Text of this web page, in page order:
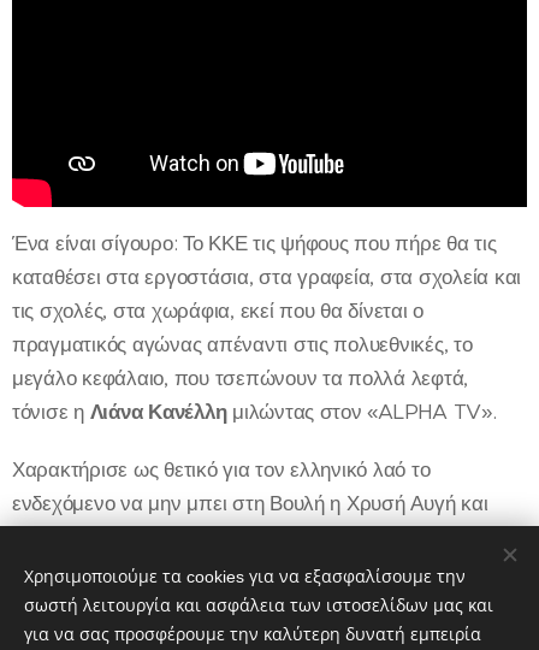
Ένα είναι σίγουρο: Το ΚΚΕ τις ψήφους που πήρε θα τις
καταθέσει στα εργοστάσια, στα γραφεία, στα σχολεία και
τις σχολές, στα χωράφια, εκεί που θα δίνεται ο
πραγματικός αγώνας απέναντι στις πολυεθνικές, το
μεγάλο κεφάλαιο, που τσεπώνουν τα πολλά λεφτά,
τόνισε ηΛιάνα Κανέλλημιλώντας στον «ALPHA TV».
Χαρακτήρισε ως θετικό για τον ελληνικό λαό το
ενδεχόμενο να μην μπει στη Βουλή η Χρυσή Αυγή και
φυλακή, εκεί που είναι η θέση της για τα εγκλήματα που
έκανε.
Χρησιμοποιούμε τα cookies για να εξασφαλίσουμε την
σωστή λειτουργία και ασφάλεια των ιστοσελίδων μας και
για να σας προσφέρουμε την καλύτερη δυνατή εμπειρία